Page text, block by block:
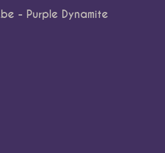
- Purple Dynamite